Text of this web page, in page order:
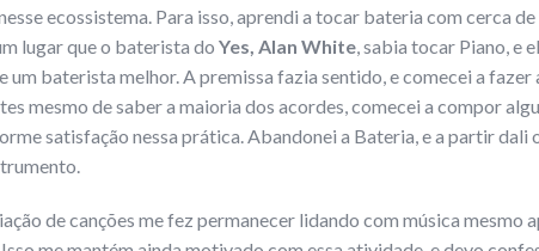
ecossistema. Para isso, aprendi a tocar bateria com cerca de
lugar que o baterista do Yes, Alan White, sabia tocar Piano, e
um baterista melhor. A premissa fazia sentido, e comecei a fazer
mesmo de saber a maioria dos acordes, comecei a compor
satisfação nessa prática. Abandonei a Bateria, e a partir dali
de canções me fez permanecer lidando com música mesmo